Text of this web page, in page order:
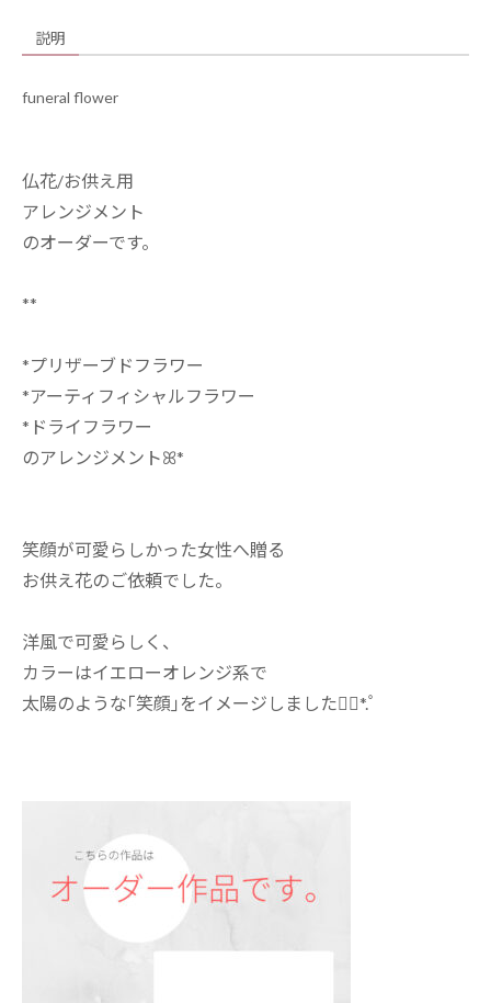
説明
funeral flower
仏花/お供え用
アレンジメント
のオーダーです。
**
*プリザーブドフラワー
*アーティフィシャルフラワー
*ドライフラワー
のアレンジメントꕤ*
笑顔が可愛らしかった女性へ贈る
お供え花のご依頼でした。
洋風で可愛らしく、
カラーはイエローオレンジ系で
太陽のような｢笑顔｣をイメージしました❁⃘*.ﾟ